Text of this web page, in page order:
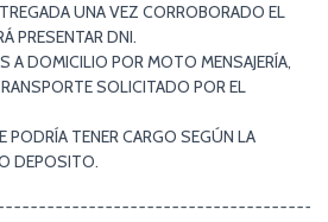
UNA VEZ CORROBORADO EL
PRESENTAR DNI.
A DOMICILIO POR MOTO MENSAJERÍA,
SOLICITADO POR EL
PODRÍA TENER CARGO SEGÚN LA
DEPOSITO.